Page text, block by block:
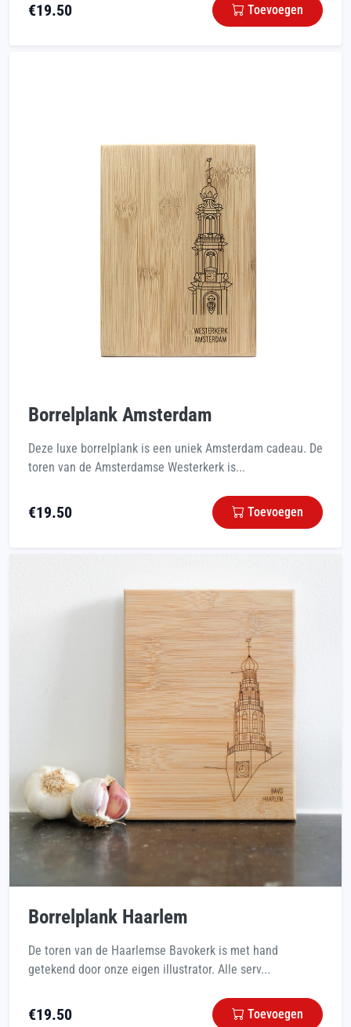
€19.50 Toevoegen
Borrelplank Amsterdam
Deze luxe borrelplank is een uniek Amsterdam cadeau. De
toren van de Amsterdamse Westerkerk is...
€19.50 Toevoegen
Borrelplank Haarlem
De toren van de Haarlemse Bavokerk is met hand
getekend door onze eigen illustrator. Alle serv...
€19.50 Toevoegen